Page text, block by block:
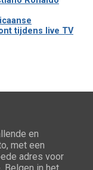
tijdens live TV
en
met een
adres voor